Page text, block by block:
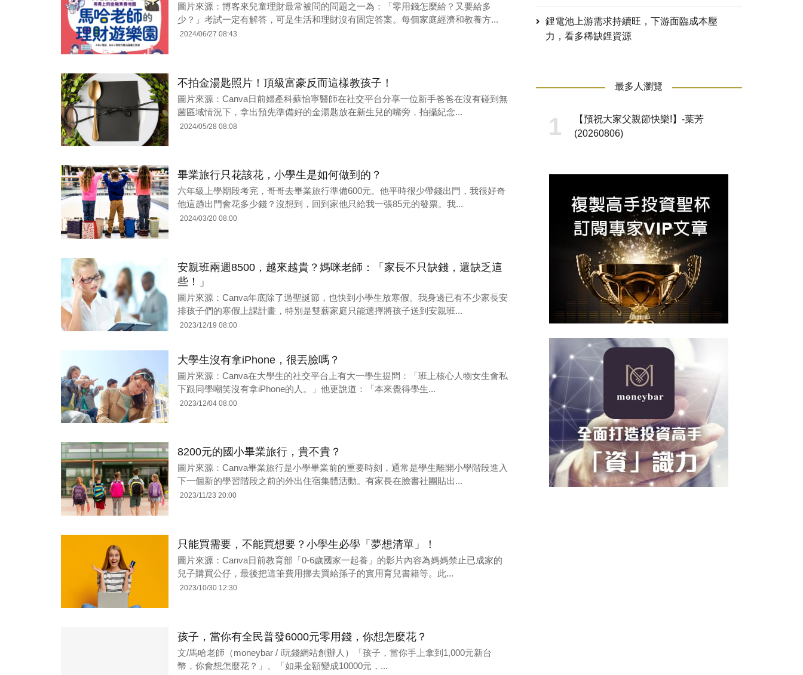
圖片來源：博客來兒童理財最常被問的問題之一為：「零用錢怎麼給？又要給多
少？」考試一定有解答，可是生活和理財沒有固定答案。每個家庭經濟和教養方...
2024/06/27 08:43
不拍金湯匙照片！頂級富豪反而這樣教孩子！
圖片來源：Canva日前婦產科蘇怡寧醫師在社交平台分享一位新手爸爸在沒有碰到無
菌區域情況下，拿出預先準備好的金湯匙放在新生兒的嘴旁，拍攝紀念...
2024/05/28 08:08
畢業旅行只花該花，小學生是如何做到的？
六年級上學期段考完，哥哥去畢業旅行準備600元。他平時很少帶錢出門，我很好奇
他這趟出門會花多少錢？沒想到，回到家他只給我一張85元的發票。我...
2024/03/20 08:00
安親班兩週8500，越來越貴？媽咪老師：「家長不只缺錢，還缺乏這
些！」
圖片來源：Canva年底除了過聖誕節，也快到小學生放寒假。我身邊已有不少家長安
排孩子們的寒假上課計畫，特別是雙薪家庭只能選擇將孩子送到安親班...
2023/12/19 08:00
大學生沒有拿iPhone，很丟臉嗎？
圖片來源：Canva在大學生的社交平台上有大一學生提問：「班上核心人物女生會私
下跟同學嘲笑沒有拿iPhone的人。」他更說道：「本來覺得學生...
2023/12/04 08:00
8200元的國小畢業旅行，貴不貴？
圖片來源：Canva畢業旅行是小學畢業前的重要時刻，通常是學生離開小學階段進入
下一個新的學習階段之前的外出住宿集體活動。有家長在臉書社團貼出...
2023/11/23 20:00
只能買需要，不能買想要？小學生必學「夢想清單」！
圖片來源：Canva日前教育部「0-6歲國家一起養」的影片內容為媽媽禁止已成家的
兒子購買公仔，最後把這筆費用挪去買給孫子的實用育兒書籍等。此...
2023/10/30 12:30
孩子，當你有全民普發6000元零用錢，你想怎麼花？
文/馬哈老師（moneybar / i玩錢網站創辦人）「孩子，當你手上拿到1,000元新台
幣，你會想怎麼花？」、「如果金額變成10000元，...
鋰電池上游需求持續旺，下游面臨成本壓
力，看多稀缺鋰資源
最多人瀏覽
【預祝大家父親節快樂!】-葉芳
(20260806)